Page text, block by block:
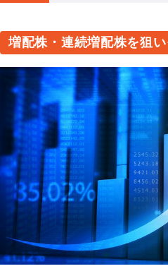
増配株・連続増配株を狙